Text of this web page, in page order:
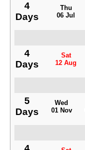
4
Days
Thu
06 Jul
4
Days
Sat
12 Aug
5
Days
Wed
01 Nov